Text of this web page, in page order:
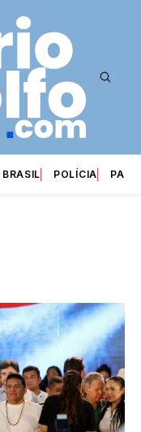
BRASIL POLÍCIA